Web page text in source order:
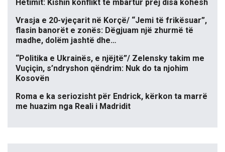
Hetimit: Kishin konflikt të mbartur prej disa kohësh
Vrasja e 20-vjeçarit në Korçë/ “Jemi të frikësuar”,
flasin banorët e zonës: Dëgjuam një zhurmë të
madhe, dolëm jashtë dhe…
“Politika e Ukrainës, e njëjtë”/ Zelensky takim me
Vuçiçin, s’ndryshon qëndrim: Nuk do ta njohim
Kosovën
Roma e ka seriozisht për Endrick, kërkon ta marrë
me huazim nga Reali i Madridit